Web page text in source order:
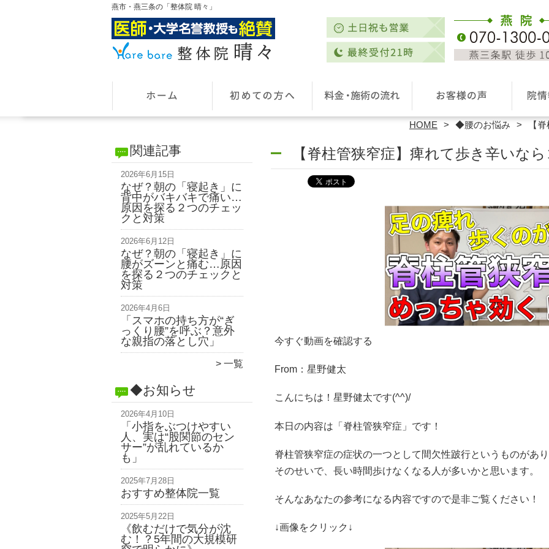
燕市・燕三条の「整体院 晴々」
HOME ◆腰のお悩み 【
関連記事
2026年6月15日
なぜ？朝の「寝起き」に
背中がバキバキで痛い…
原因を探る２つのチェッ
クと対策
2026年6月12日
なぜ？朝の「寝起き」に
腰がズーンと痛む…原因
を探る２つのチェックと
対策
2026年4月6日
「スマホの持ち方が“ぎ
っくり腰”を呼ぶ？意外
な親指の落とし穴」
一覧
◆お知らせ
2026年4月10日
「小指をぶつけやすい
人、実は“股関節のセン
サー”が乱れているか
も」
2025年7月28日
おすすめ整体院一覧
2025年5月22日
《飲むだけで気分が沈
む！？5年間の大規模研
【脊柱管狭窄症】痺れて歩き辛いな
今すぐ動画を確認する
From：星野健太
こんにちは！星野健太です(^^)/
本日の内容は「脊柱管狭窄症」です！
脊柱管狭窄症の症状の一つとして間欠性跛行というものがあ
そのせいで、長い時間歩けなくなる人が多いかと思います。
そんなあなたの参考になる内容ですので是非ご覧ください！
↓画像をクリック↓